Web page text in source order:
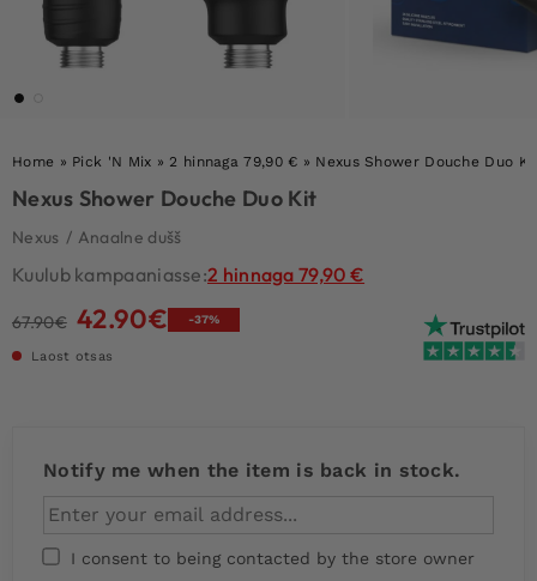
Home » Pick 'N Mix » 2 hinnaga 79,90 € » Nexus Shower Douche Duo
Nexus Shower Douche Duo Kit
Nexus / Anaalne dušš
Kuulub kampaaniasse:2 hinnaga 79,90 €
67.90€ Algne
42.90€Current
-37%
Laost otsas
Notify me when the item is back in stock.
I consent to being contacted by the store owner